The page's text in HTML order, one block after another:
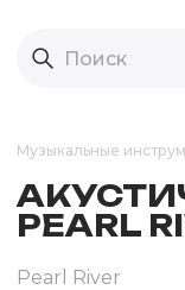
Музыкальные
PEARL
Pearl River